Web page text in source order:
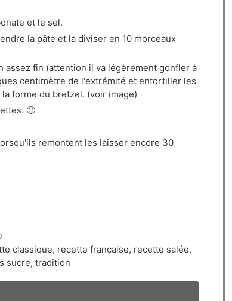
et le sel.
la pâte et la diviser en 10 morceaux
assez fin (attention il va légèrement gonfler à
centimètre de l'extrémité et entortiller les
forme du bretzel. (voir image)
🙂
remontent les laisser encore 30
classique, recette française, recette salée,
sucre, tradition